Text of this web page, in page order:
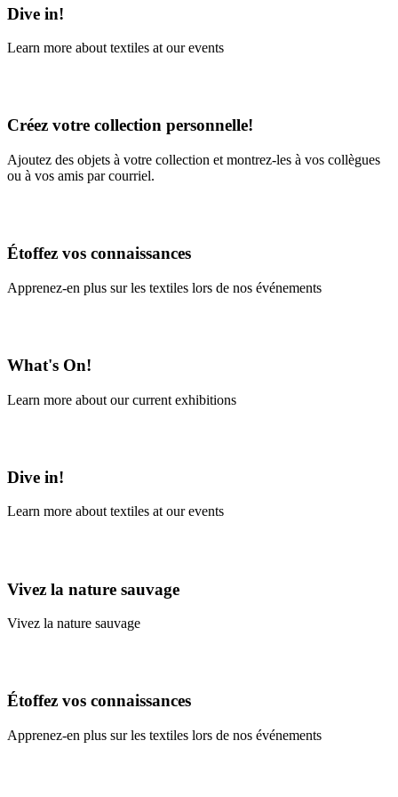
Dive in!
Learn more about textiles at our events
Créez votre collection personnelle!
Ajoutez des objets à votre collection et montrez-les à vos collègues
ou à vos amis par courriel.
Étoffez vos connaissances
Apprenez-en plus sur les textiles lors de nos événements
What's On!
Learn more about our current exhibitions
Dive in!
Learn more about textiles at our events
Vivez la nature sauvage
Vivez la nature sauvage
Étoffez vos connaissances
Apprenez-en plus sur les textiles lors de nos événements